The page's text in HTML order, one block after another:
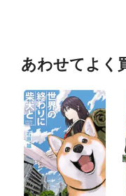
あわせてよく